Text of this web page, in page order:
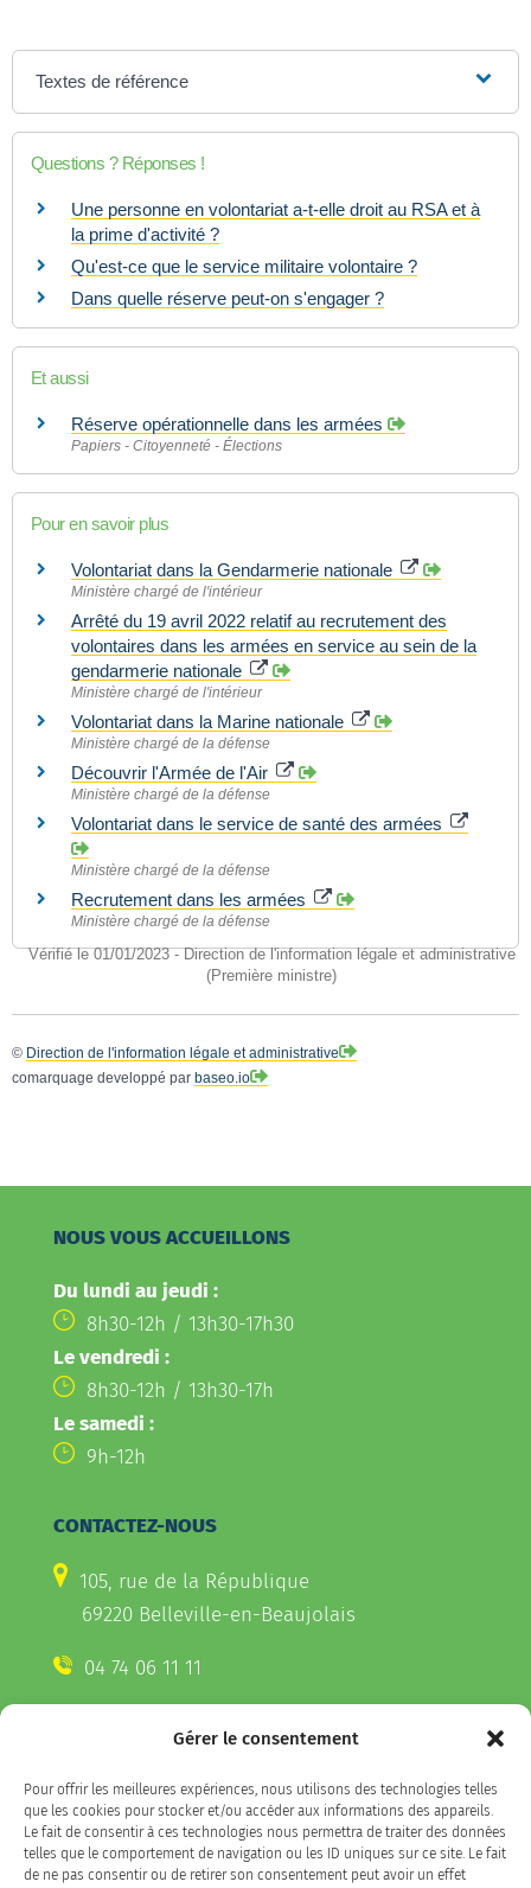
Gérer le consentement
Pour offrir les meilleures expériences, nous utilisons des technologies telles
que les cookies pour stocker et/ou accéder aux informations des appareils.
Le fait de consentir à ces technologies nous permettra de traiter des données
telles que le comportement de navigation ou les ID uniques sur ce site. Le fait
de ne pas consentir ou de retirer son consentement peut avoir un effet
Vérifié le 01/01/2023 - Direction de l'information légale et administrative
(Première ministre)
Textes de référence
Questions ? Réponses !
Une personne en volontariat a-t-elle droit au RSA et à
la prime d'activité ?
Qu'est-ce que le service militaire volontaire ?
Dans quelle réserve peut-on s'engager ?
Et aussi
Réserve opérationnelle dans les armées
Papiers - Citoyenneté - Élections
Pour en savoir plus
Volontariat dans la Gendarmerie nationale
Ministère chargé de l'intérieur
Arrêté du 19 avril 2022 relatif au recrutement des
volontaires dans les armées en service au sein de la
gendarmerie nationale
Ministère chargé de l'intérieur
Volontariat dans la Marine nationale
Ministère chargé de la défense
Découvrir l'Armée de l'Air
Ministère chargé de la défense
Volontariat dans le service de santé des armées
Ministère chargé de la défense
Recrutement dans les armées
Ministère chargé de la défense
© Direction de l'information légale et administrative
comarquage developpé par baseo.io
NOUS VOUS ACCUEILLONS
Du lundi au jeudi :
8h30-12h / 13h30-17h30
Le vendredi :
8h30-12h / 13h30-17h
Le samedi :
9h-12h
CONTACTEZ-NOUS
105, rue de la République
69220 Belleville-en-Beaujolais
04 74 06 11 11
CONTACTEZ-NOUS
Télécharger l'appli Belleville
sur votre smartphone